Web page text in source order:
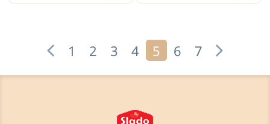
1 2 3 4 5 6 7